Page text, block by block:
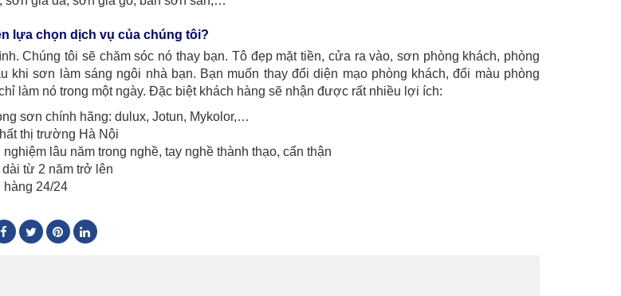
lựa chọn dịch vụ của chúng tôi?
Chúng tôi sẽ chăm sóc nó thay bạn. Tô đẹp mặt tiền, cửa ra vào, sơn phòng khách, phòng
khi sơn làm sáng ngôi nhà bạn. Bạn muốn thay đổi diện mạo phòng khách, đổi màu phòng
làm nó trong một ngày. Đặc biệt khách hàng sẽ nhận được rất nhiều lợi ích:
sơn chính hãng: dulux, Jotun, Mykolor,…
thị trường Hà Nội
lâu năm trong nghề, tay nghề thành thạo, cẩn thận
từ 2 năm trở lên
hàng 24/24